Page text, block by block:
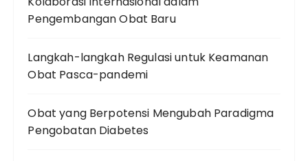
Pengembangan Obat Baru
Langkah-langkah Regulasi untuk Keamanan
Obat Pasca-pandemi
Obat yang Berpotensi Mengubah Paradigma
Pengobatan Diabetes